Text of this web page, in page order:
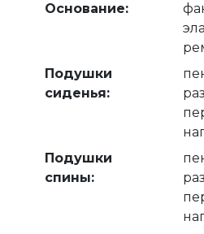
Основание:
Подушки
сиденья:
Подушки
спины: